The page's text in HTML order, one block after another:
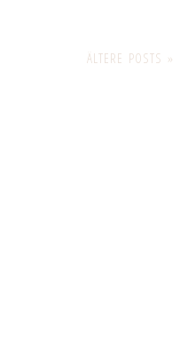
ÄLTERE POSTS »